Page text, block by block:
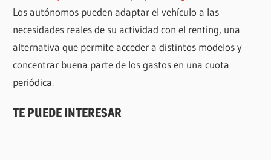
Los autónomos pueden adaptar el vehículo a las
necesidades reales de su actividad con el renting, una
alternativa que permite acceder a distintos modelos y
concentrar buena parte de los gastos en una cuota
periódica.
TE PUEDE INTERESAR